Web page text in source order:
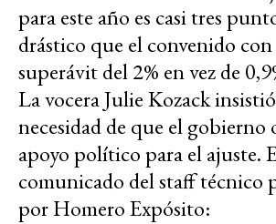
para este año es casi tres
drástico que el convenido con
superávit del 2% en vez de
La vocera Julie Kozack
necesidad de que el gobierno
apoyo político para el ajuste.
comunicado del staff técnico
por Homero Expósito: